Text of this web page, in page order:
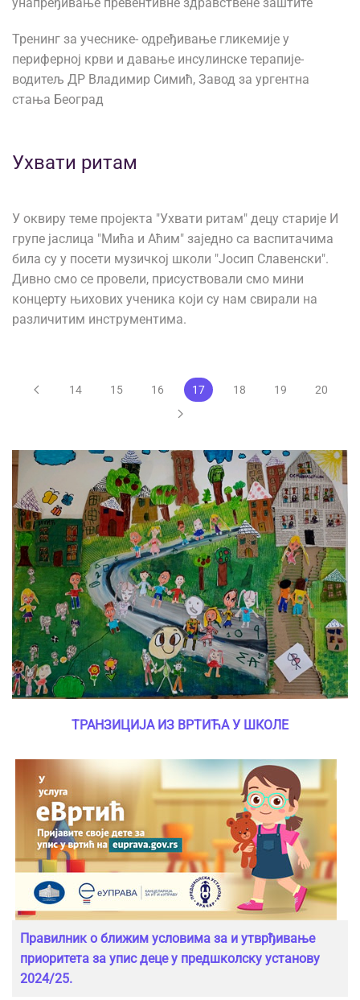
Тренинг за учеснике- одређивање гликемије у
периферној крви и давање инсулинске терапије-
водитељ ДР Владимир Симић, Завод за ургентна
стања Београд
Ухвати ритам
У оквиру теме пројекта "Ухвати ритам" децу старије И
групе јаслица "Мића и Аћим" заједно са васпитачима
била су у посети музичкој школи "Јосип Славенски".
Дивно смо се провели, присуствовали смо мини
концерту њихових ученика који су нам свирали на
различитим инструментима.
14 15 16 17 18 19 20
ТРАНЗИЦИЈА ИЗ ВРТИЋА У ШКОЛЕ
Правилник о ближим условима за и утврђивање
приоритета за упис деце у предшколску установу
2024/25.